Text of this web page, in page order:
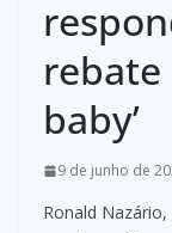
rebate
baby’
9 de junho de
Ronald